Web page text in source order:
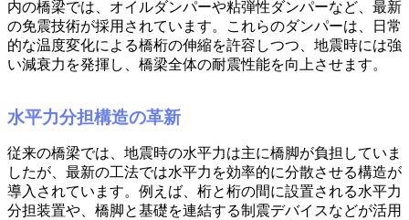
内の橋梁では、オイルダンパーや粘弾性ダンパーなど、最新
の免震技術が採用されています。これらのダンパーは、日常
的な温度変化による橋桁の伸縮を許容しつつ、地震時には強
い減衰力を発揮し、橋梁全体の耐震性能を向上させます。
水平力分担構造の革新
従来の橋梁では、地震時の水平力は主に橋脚が負担していま
したが、最新の工法では水平力を効率的に分散させる構造が
導入されています。例えば、桁と桁の間に設置される水平力
分担装置や、橋脚と基礎を連結する制震デバイスなどが活用